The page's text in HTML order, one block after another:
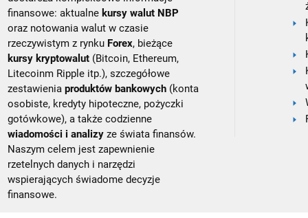
finansowe: aktualne kursy walut NBP
oraz notowania walut w czasie
rzeczywistym z rynku Forex, bieżące
kursy kryptowalut (Bitcoin, Ethereum,
Litecoinm Ripple itp.), szczegółowe
zestawieniaproduktów bankowych (konta
osobiste, kredyty hipoteczne, pożyczki
gotówkowe), a także codzienne
wiadomości i analizy ze świata finansów.
Naszym celem jest zapewnienie
rzetelnych danych i narzędzi
wspierających świadome decyzje
finansowe.